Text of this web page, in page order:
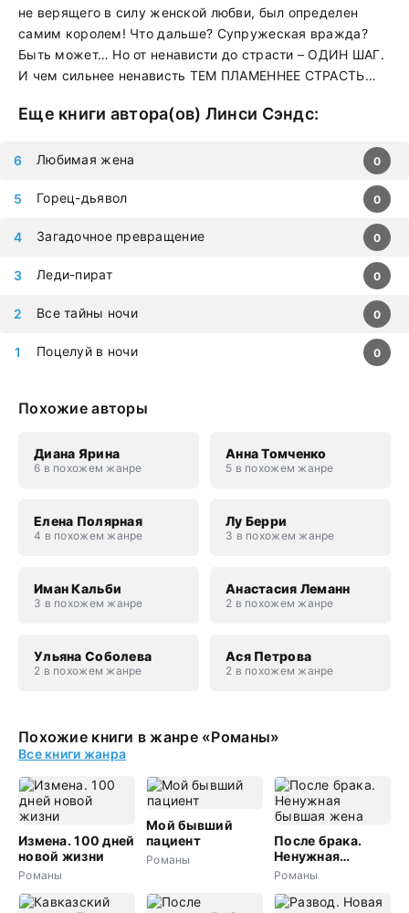
не верящего в силу женской любви, был определен
самим королем! Что дальше? Супружеская вражда?
Быть может… Но от ненависти до страсти – ОДИН ШАГ.
И чем сильнее ненависть ТЕМ ПЛАМЕННЕЕ СТРАСТЬ…
Еще книги автора(ов) Линси Сэндс:
Поцелуй в ночи 0
Все тайны ночи 0
Леди-пират 0
Загадочное превращение 0
Горец-дьявол 0
Любимая жена 0
Похожие авторы
Диана Ярина
6 в похожем жанре
Анна Томченко
5 в похожем жанре
Елена Полярная
4 в похожем жанре
Лу Берри
3 в похожем жанре
Иман Кальби
3 в похожем жанре
Анастасия Леманн
2 в похожем жанре
Ульяна Соболева
2 в похожем жанре
Ася Петрова
2 в похожем жанре
Похожие книги в жанре «Романы»
Все книги жанра
Измена. 100 дней
новой жизни
Романы
Мой бывший
пациент
Романы
После брака.
Ненужная
бывшая жена
Романы